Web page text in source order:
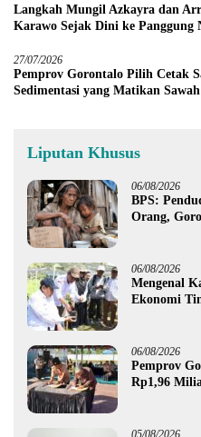
Langkah Mungil Azkayra dan
Karawo Sejak Dini ke Panggung
27/07/2026
Pemprov Gorontalo Pilih Cetak
Sedimentasi yang Matikan
Liputan Khusus
06/08/2026
BPS:
Orang,
06/08/2026
Mengenal
Ekonomi
06/08/2026
Pemprov
Rp1,96
05/08/2026